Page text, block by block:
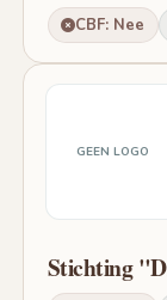
CBF: Nee
GEEN LOGO
Stichting